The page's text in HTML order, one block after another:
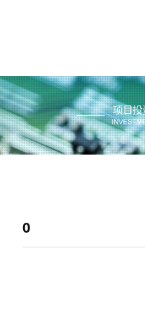
0